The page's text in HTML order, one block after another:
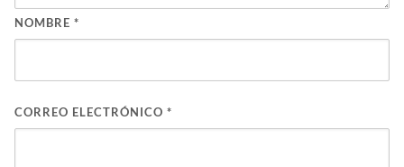
NOMBRE *
CORREO ELECTRÓNICO *